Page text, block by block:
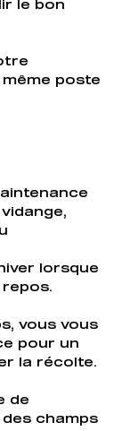
le bon
poste
lorsque
repos.
vous vous
pour un
la récolte.
de
champs